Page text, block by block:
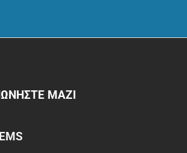
ΜΑΖΙ